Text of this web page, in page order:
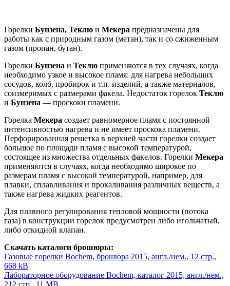
Горелки Бунзена, Теклю и Мекера предназначены для
работы как с природным газом (метан), так и со сжиженным
газом (пропан, бутан).
Горелки Бунзена и Теклю применяются в тех случаях, когда
необходимо узкое и высокое пламя: для нагрева небольших
сосудов, колб, пробирок и т.п. изделий, а также материалов,
соизмеримых с размерами факела. Недостаток горелок Теклю
и Бунзена — проскоки пламени.
Горелка Мекера создает равномерное пламя с постоянной
интенсивностью нагрева и не имеет проскока пламени.
Перфорированная решетка в верхней части горелки создает
большое по площади пламя с высокой температурой,
состоящее из множества отдельных факелов. Горелки Мекера
применяются в случаях, когда необходимо широкое по
размерам пламя с высокой температурой, например, для
плавки, сплавливания и прокаливания различных веществ, а
также нагрева жидких реагентов.
Для плавного регулирования тепловой мощности (потока
газа) в конструкции горелок предусмотрен либо игольчатый,
либо откидной клапан.
Скачать каталоги брошюры:
Газовые горелки Bochem, брошюра 2015, англ./нем., 12 стр.,
668 kB
Лабораторное оборудование Bochem, каталог 2015, англ./нем.,